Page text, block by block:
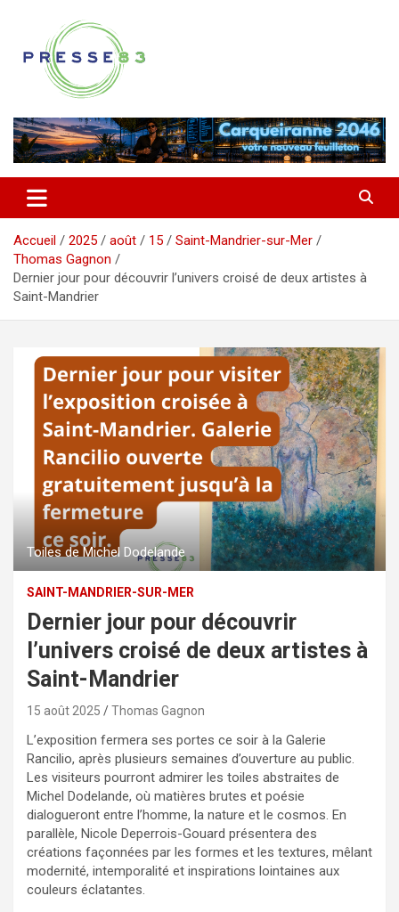
contenu
Presse 83
Accueil 2025 août 15
Saint-Mandrier-sur-Mer
Thomas Gagnon
Dernier jour pour découvrir l’univers croisé de deux artistes à
Saint-Mandrier
Toiles de Michel Dodelande
SAINT-MANDRIER-SUR-MER
Dernier jour pour découvrir
l’univers croisé de deux artistes à
Saint-Mandrier
15 août 2025 Thomas Gagnon
L’exposition fermera ses portes ce soir à la Galerie
Rancilio, après plusieurs semaines d’ouverture au public.
Les visiteurs pourront admirer les toiles abstraites de
Michel Dodelande, où matières brutes et poésie
dialogueront entre l’homme, la nature et le cosmos. En
parallèle, Nicole Deperrois-Gouard présentera des
créations façonnées par les formes et les textures, mêlant
modernité, intemporalité et inspirations lointaines aux
couleurs éclatantes.